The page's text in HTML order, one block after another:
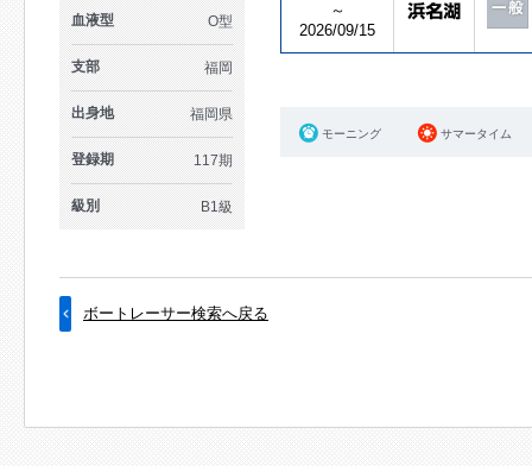
血液型 O型
支部 福岡
出身地 福岡県
登録期 117期
級別 B1級
～
2026/09/15
モーニング サマータイム
ボートレーサー検索へ戻る